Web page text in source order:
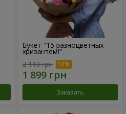
Букет "15 разноцветных
хризантем!"
2 110 грн
Заказать